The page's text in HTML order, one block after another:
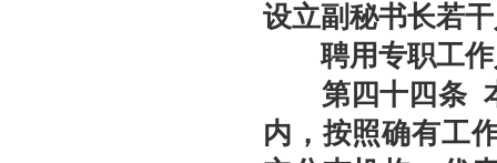
设立副秘书长若
聘用专职工作
第四十 四条
内，按照确有工